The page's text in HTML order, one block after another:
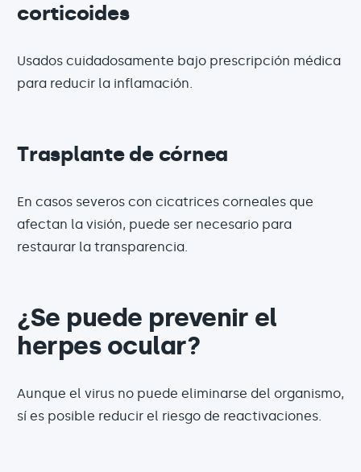
corticoides
Usados cuidadosamente bajo prescripción médica
para reducir la inflamación.
Trasplante de córnea
En casos severos con cicatrices corneales que
afectan la visión, puede ser necesario para
restaurar la transparencia.
¿Se puede prevenir el
herpes ocular?
Aunque el virus no puede eliminarse del organismo,
sí es posible reducir el riesgo de reactivaciones.